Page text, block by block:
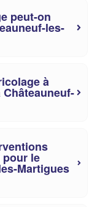
peut-on
les-
à
le
Martigues